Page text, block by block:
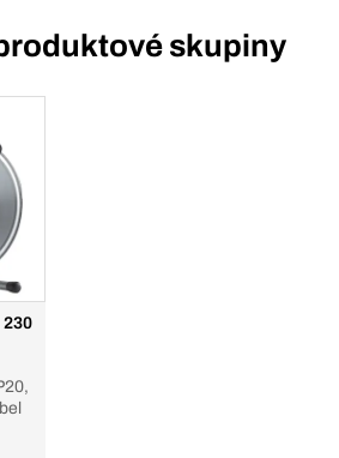
skupiny
230